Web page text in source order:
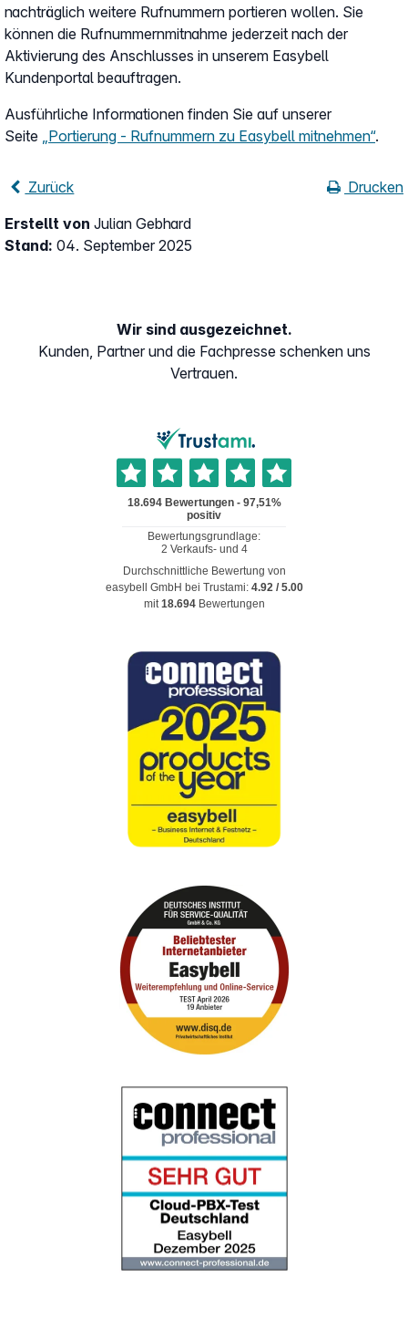
nachträglich weitere Rufnummern portieren wollen. Sie
können die Rufnummernmitnahme jederzeit nach der
Aktivierung des Anschlusses in unserem Easybell
Kundenportal beauftragen.
Ausführliche Informationen finden Sie auf unserer
Seite „Portierung - Rufnummern zu Easybell mitnehmen“.
Zurück
Drucken
Erstellt von Julian Gebhard
Stand: 04. September 2025
Wir sind ausgezeichnet.
Kunden, Partner und die Fachpresse schenken uns
Vertrauen.
Durchschnittliche Bewertung von
easybell GmbH bei Trustami: 4.92/ 5.00
mit18.694 Bewertungen